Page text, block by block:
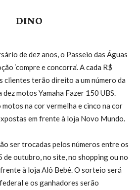
DINO
de dez anos, o Passeio das Águas
‘compre e concorra’. A cada R$
clientes terão direito a um número da
motos Yamaha Fazer 150 UBS.
na cor vermelha e cinco na cor
em frente à loja Novo Mundo.
ser trocadas pelos números entre os
de outubro, no site, no shopping ou no
à loja Alô Bebê. O sorteio será
e os ganhadores serão